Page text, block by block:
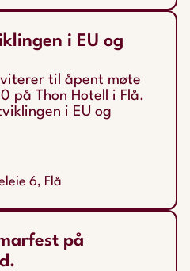
i EU og
til åpent møte
på Thon Hotell i Flå.
i EU og
6, Flå
på